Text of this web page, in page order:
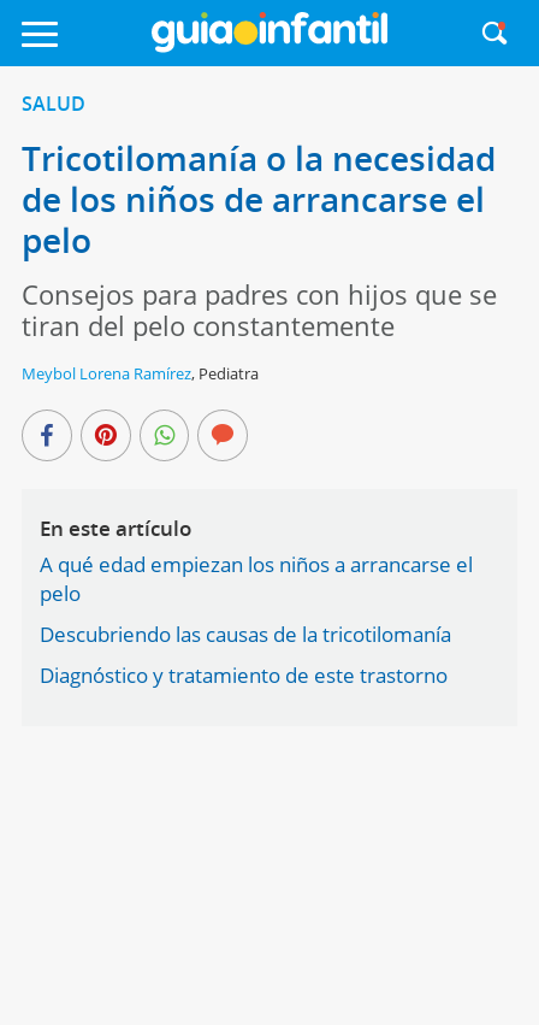
SALUD
Tricotilomanía o la necesidad
de los niños de arrancarse el
pelo
Consejos para padres con hijos que se
tiran del pelo constantemente
Meybol Lorena Ramírez, Pediatra
En este artículo
A qué edad empiezan los niños a arrancarse el
pelo
Descubriendo las causas de la tricotilomanía
Diagnóstico y tratamiento de este trastorno